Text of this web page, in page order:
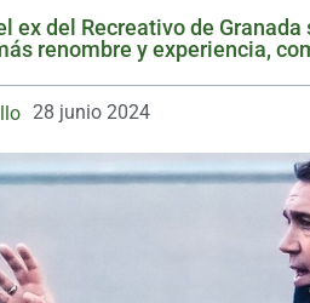
ex del Recreativo de
renombre y experiencia,
28 junio 2024